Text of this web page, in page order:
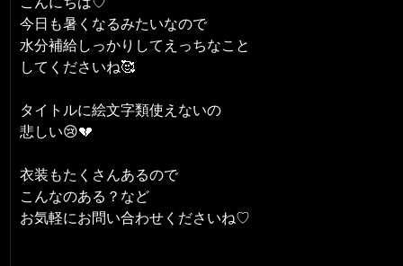
今日も暑くなるみたいなので
水分補給しっかりしてえっちなこと
してくださいね🥰
タイトルに絵文字類使えないの
悲しい😢💔
衣装もたくさんあるので
こんなのある？など
お気軽にお問い合わせくださいね♡